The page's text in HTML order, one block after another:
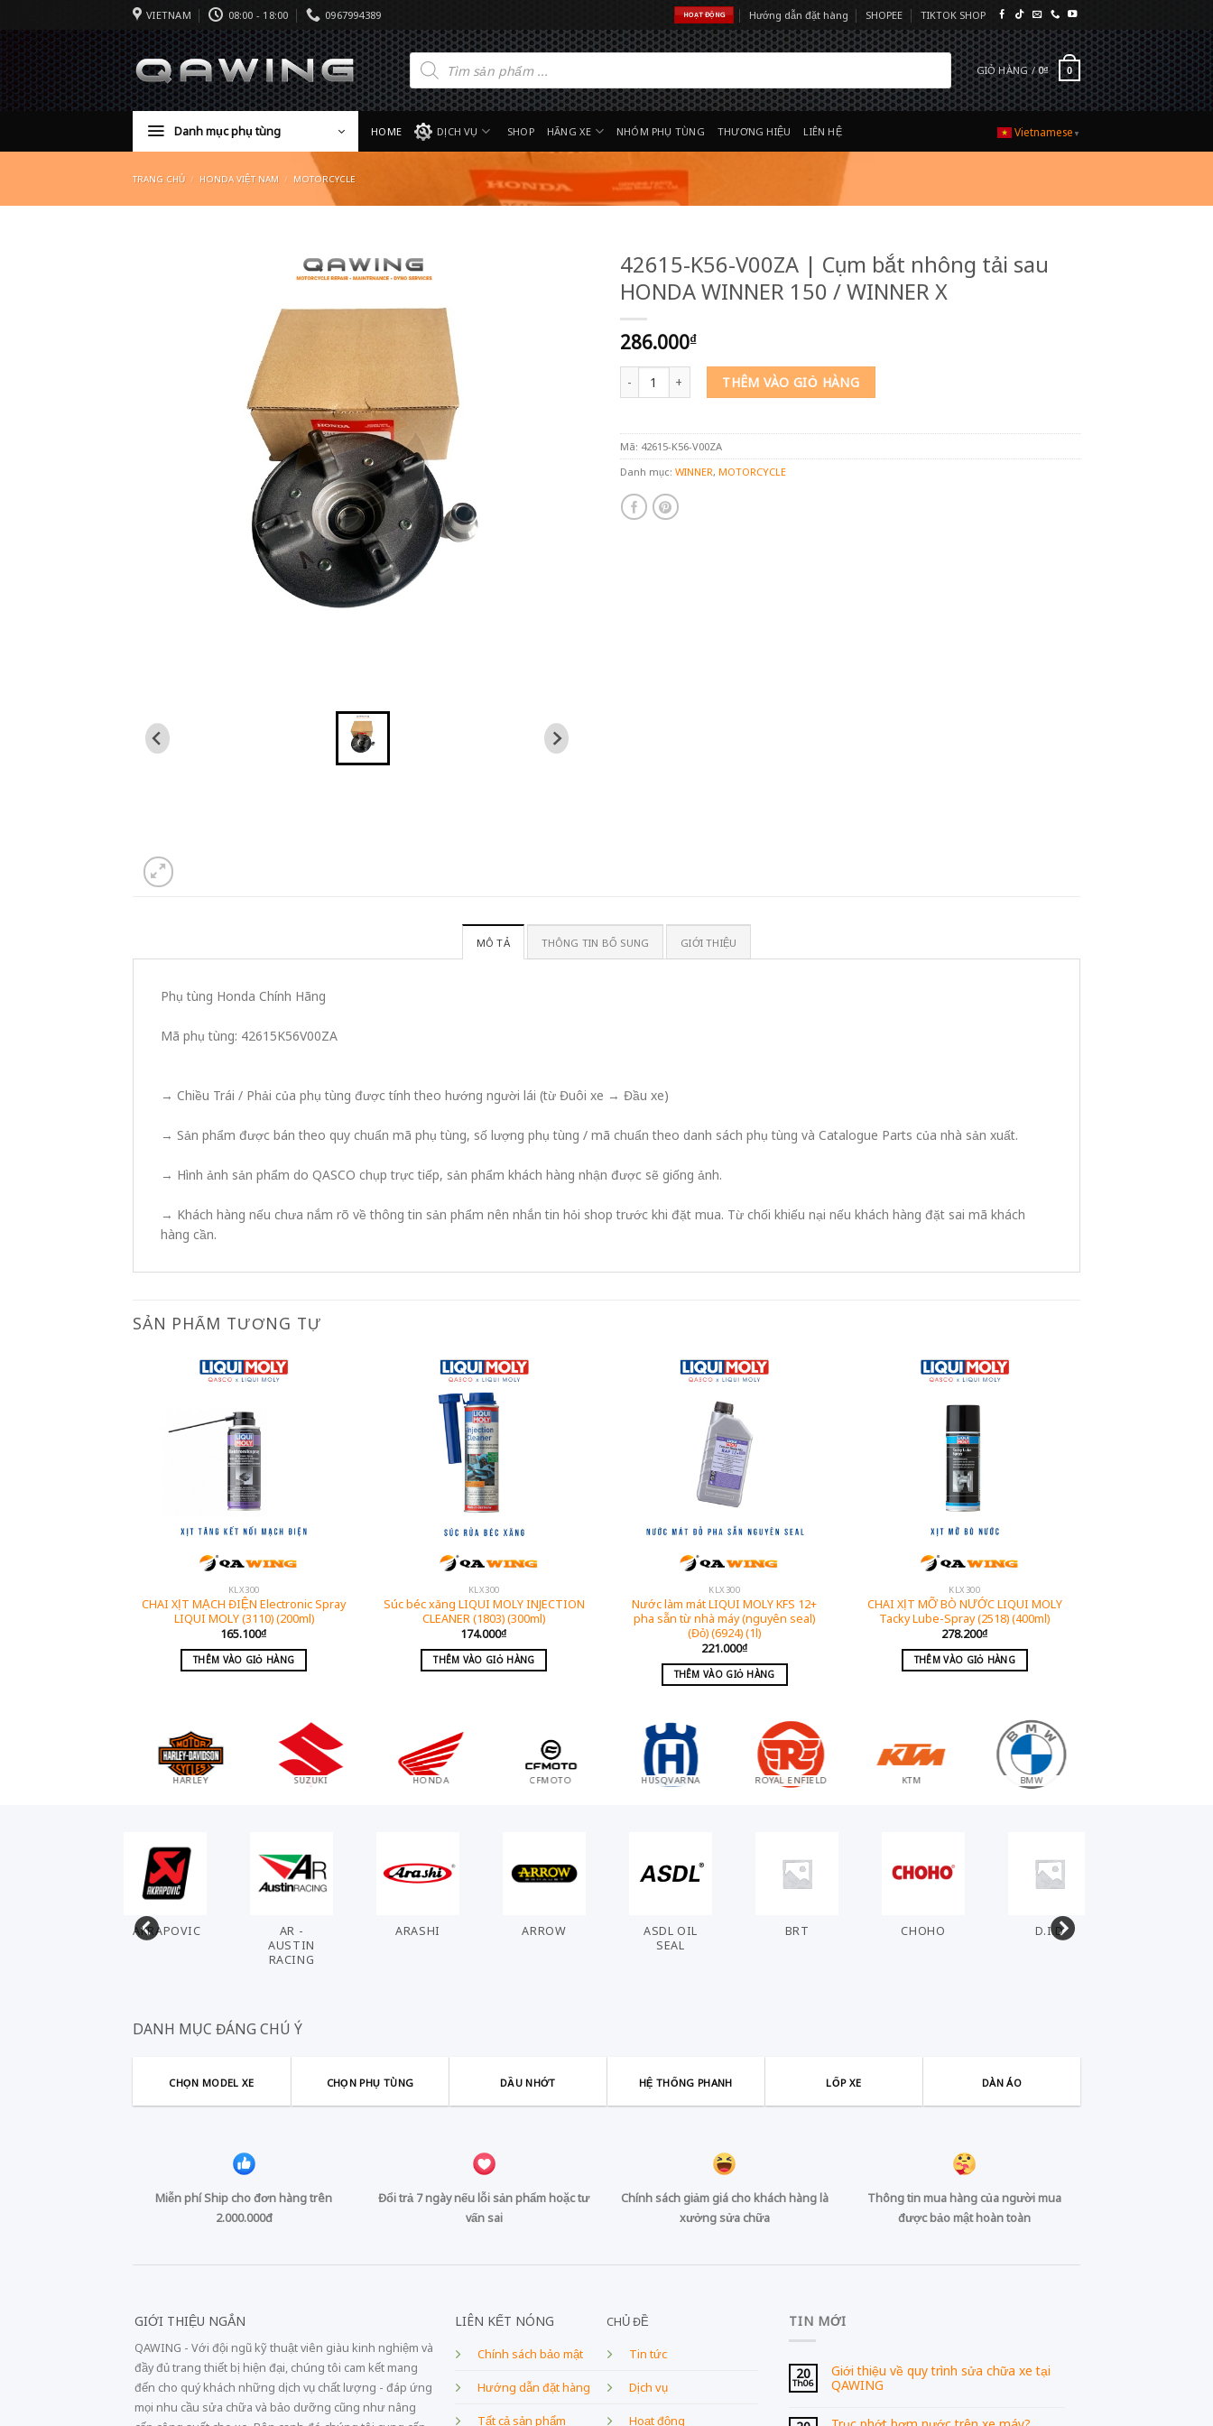
VIETNAM 08:00 - 18:00 0967994389 HOẠT ĐỘNG Hướng dẫn đặt hàng SHOPEE TIKTOK SHOP
Tìm
kiếm
sản
phẩm
GIỎ HÀNG /0₫ 0
Danh mục phụ tùng HOME DỊCH VỤ SHOP HÃNG XE NHÓM PHỤ TÙNG THƯƠNG HIỆU LIÊN HỆ Vietnamese ▼
TRANG CHỦ / HONDA VIỆT NAM / MOTORCYCLE
42615-K56-V00ZA | Cụm bắt nhông tải sau
HONDA WINNER 150 / WINNER X
286.000₫
42615-K56-V00ZA | Cụm bắt nhông tải sau HONDA WINNER 150 / WINNER X số lượng
THÊM VÀO GIỎ HÀNG
Mã: 42615-K56-V00ZA
Danh mục: WINNER, MOTORCYCLE
MÔ TẢ THÔNG TIN BỔ SUNG GIỚI THIỆU
Phụ tùng Honda Chính Hãng
Mã phụ tùng: 42615K56V00ZA
→ Chiều Trái / Phải của phụ tùng được tính theo hướng người lái (từ Đuôi xe → Đầu xe)
→ Sản phẩm được bán theo quy chuẩn mã phụ tùng, số lượng phụ tùng / mã chuẩn theo danh sách phụ tùng và Catalogue Parts của nhà sản xuất.
→ Hình ảnh sản phẩm do QASCO chụp trực tiếp, sản phẩm khách hàng nhận được sẽ giống ảnh.
→ Khách hàng nếu chưa nắm rõ về thông tin sản phẩm nên nhắn tin hỏi shop trước khi đặt mua. Từ chối khiếu nại nếu khách hàng đặt sai mã khách
hàng cần.
SẢN PHẨM TƯƠNG TỰ
KLX300
CHAI XỊT MẠCH ĐIỆN Electronic Spray
LIQUI MOLY (3110) (200ml)
165.100₫
THÊM VÀO GIỎ HÀNG
KLX300
Súc béc xăng LIQUI MOLY INJECTION
CLEANER (1803) (300ml)
174.000₫
THÊM VÀO GIỎ HÀNG
KLX300
Nước làm mát LIQUI MOLY KFS 12+
pha sẵn từ nhà máy (nguyên seal)
(Đỏ) (6924) (1l)
221.000₫
THÊM VÀO GIỎ HÀNG
KLX300
CHAI XỊT MỠ BÒ NƯỚC LIQUI MOLY
Tacky Lube-Spray (2518) (400ml)
278.200₫
THÊM VÀO GIỎ HÀNG
ROYAL ENFIELD KTM BMW KAWASAKI MOTO GUZZI APRILIA TRIUMPH
HUSQVARNA
AKRAPOVIC
AR -
AUSTIN
RACING
ARASHI ARROW
ASDL OIL
SEAL
BRT CHOHO D.I.D
DANH MỤC ĐÁNG CHÚ Ý
CHỌN MODEL XE CHỌN PHỤ TÙNG DẦU NHỚT HỆ THỐNG PHANH LỐP XE DÀN ÁO
Miễn phí Ship cho đơn hàng trên
2.000.000đ
Đổi trả 7 ngày nếu lỗi sản phẩm hoặc tư
vấn sai
Chính sách giảm giá cho khách hàng là
xưởng sửa chữa
Thông tin mua hàng của người mua
được bảo mật hoàn toàn
GIỚI THIỆU NGẮN
QAWING - Với đội ngũ kỹ thuật viên giàu kinh nghiệm và
đầy đủ trang thiết bị hiện đại, chúng tôi cam kết mang
đến cho quý khách những dịch vụ chất lượng - đáp ứng
mọi nhu cầu sửa chữa và bảo dưỡng cũng như nâng
LIÊN KẾT NÓNG
Chính sách bảo mật
Hướng dẫn đặt hàng
Tất cả sản phẩm
CHỦ ĐỀ
Tin tức
Dịch vụ
Hoạt động
TIN MỚI
20
Th06
Giới thiệu về quy trình sửa chữa xe tại
QAWING